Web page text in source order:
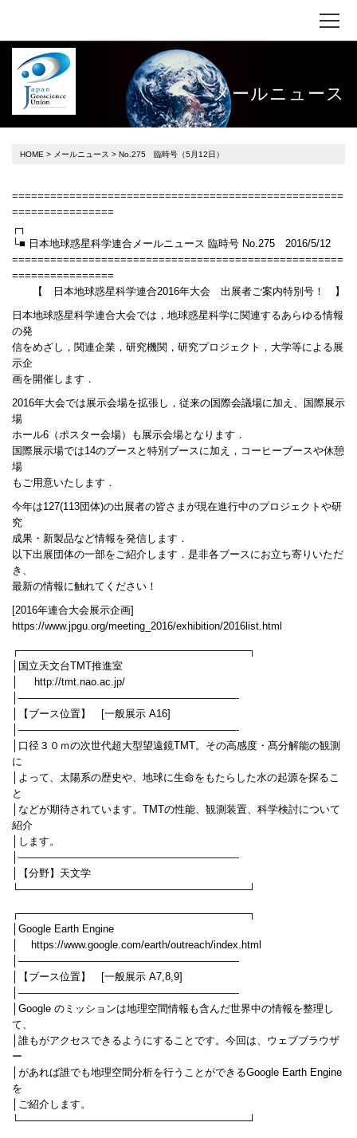
メールニュース
HOME > メールニュース > No.275 臨時号（5月12日）
====================================================
================
┌┐
└■ 日本地球惑星科学連合メールニュース 臨時号 No.275 2016/5/12
====================================================
================
【 日本地球惑星科学連合2016年大会 出展者ご案内特別号！ 】
日本地球惑星科学連合大会では，地球惑星科学に関連するあらゆる情報
の発
信をめざし，関連企業，研究機関，研究プロジェクト，大学等による展
示企
画を開催します．
2016年大会では展示会場を拡張し，従来の国際会議場に加え、国際展示
場
ホール6（ポスター会場）も展示会場となります．
国際展示場では14のブースと特別ブースに加え，コーヒーブースや休憩
場
もご用意いたします．
今年は127(113団体)の出展者の皆さまが現在進行中のプロジェクトや研
究
成果・新製品など情報を発信します．
以下出展団体の一部をご紹介します．是非各ブースにお立ち寄りいただ
き、
最新の情報に触れてください！
[2016年連合大会展示企画]
https://www.jpgu.org/meeting_2016/exhibition/2016list.html
┌────────────────────────────────┐
│国立天文台TMT推進室
│ http://tmt.nao.ac.jp/
│—————————————————————-
│【ブース位置】 [一般展示 A16]
│—————————————————————-
│口径３０ｍの次世代超大型望遠鏡TMT。その高感度・髙分解能の観測
に
│よって、太陽系の歴史や、地球に生命をもたらした水の起源を探るこ
と
│などが期待されています。TMTの性能、観測装置、科学検討について
紹介
│します。
│—————————————————————-
│【分野】天文学
└────────────────────────────────┘
┌────────────────────────────────┐
│Google Earth Engine
│ https://www.google.com/earth/outreach/index.html
│—————————————————————-
│【ブース位置】 [一般展示 A7,8,9]
│—————————————————————-
│Google のミッションは地理空間情報も含んだ世界中の情報を整理し
て、
│誰もがアクセスできるようにすることです。今回は、ウェブブラウザ
ー
│があれば誰でも地理空間分析を行うことができるGoogle Earth Engine
を
│ご紹介します。
└────────────────────────────────┘